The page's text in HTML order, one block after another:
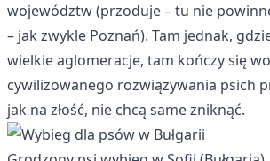
województw (przoduje – tu nie
– jak zwykle Poznań). Tam jednak,
wielkie aglomeracje, tam kończy się
cywilizowanego rozwiązywania psich
jak na złość, nie chcą same zniknąć.